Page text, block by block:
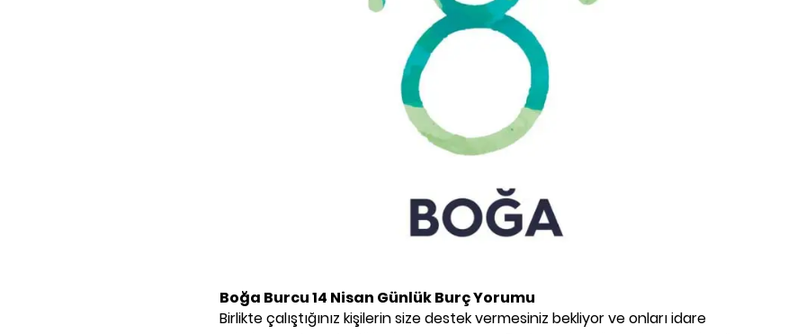
Boğa Burcu14 Nisan Günlük Burç Yorumu
Birlikte çalıştığınız kişilerin size destek vermesiniz bekliyor ve onları idare